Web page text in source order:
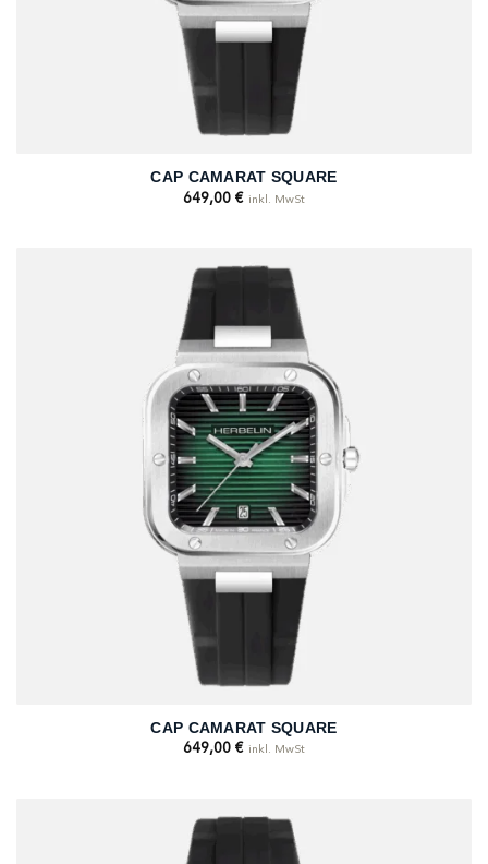
CAP CAMARAT SQUARE
649,00 € inkl. MwSt
CAP CAMARAT SQUARE
649,00 € inkl. MwSt